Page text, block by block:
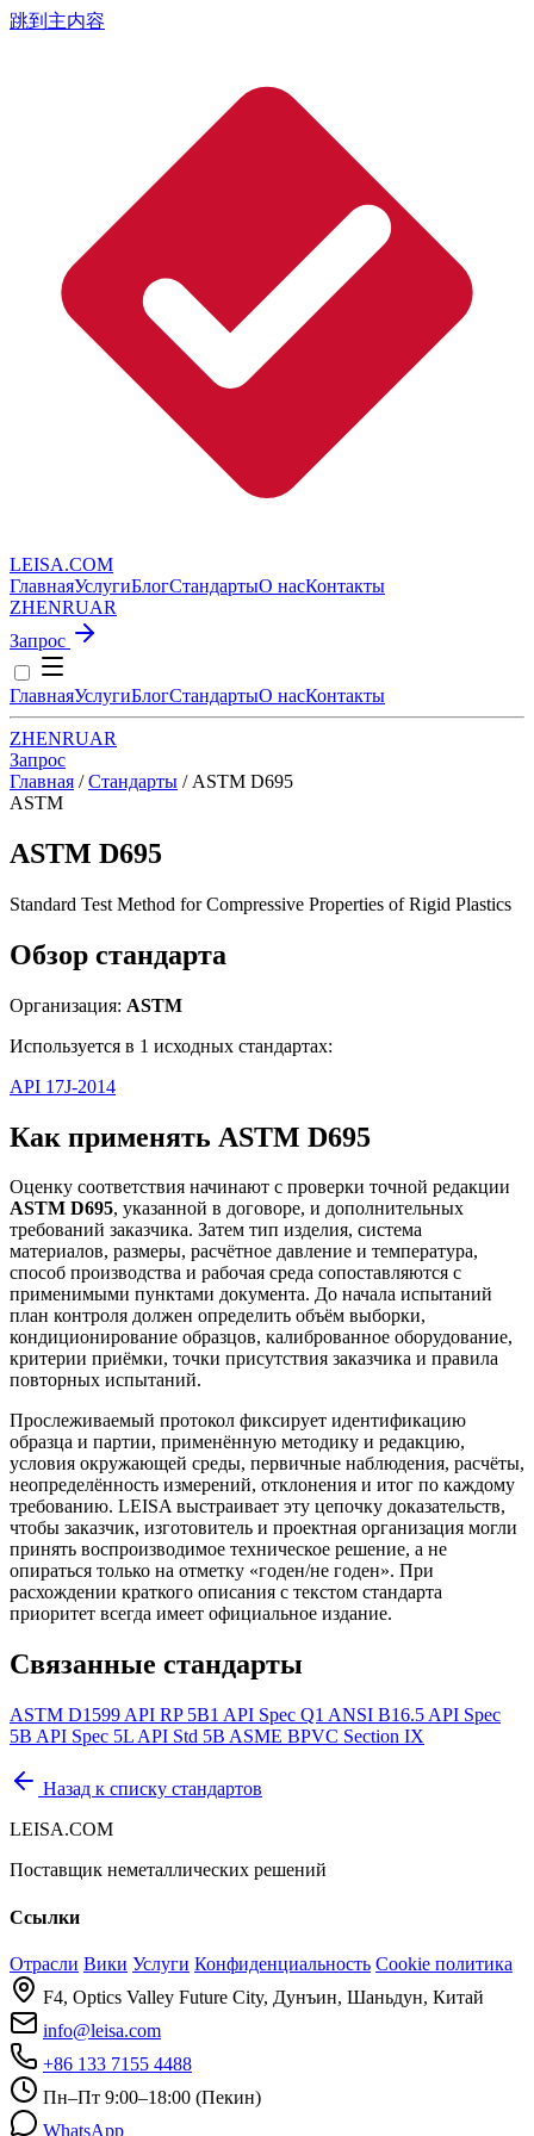
跳到主内容
LEISA.COM
ГлавнаяУслугиБлогСтандартыО насКонтакты
ZHENRUAR
Запрос
ГлавнаяУслугиБлогСтандартыО насКонтакты
ZHENRUAR
Запрос
Главная / Стандарты / ASTM D695
ASTM
ASTM D695
Standard Test Method for Compressive Properties of Rigid Plastics
Обзор стандарта
Организация: ASTM
Используется в 1 исходных стандартах:
API 17J-2014
Как применять ASTM D695
Оценку соответствия начинают с проверки точной редакции
ASTM D695, указанной в договоре, и дополнительных
требований заказчика. Затем тип изделия, система
материалов, размеры, расчётное давление и температура,
способ производства и рабочая среда сопоставляются с
применимыми пунктами документа. До начала испытаний
план контроля должен определить объём выборки,
кондиционирование образцов, калиброванное оборудование,
критерии приёмки, точки присутствия заказчика и правила
повторных испытаний.
Прослеживаемый протокол фиксирует идентификацию
образца и партии, применённую методику и редакцию,
условия окружающей среды, первичные наблюдения, расчёты,
неопределённость измерений, отклонения и итог по каждому
требованию. LEISA выстраивает эту цепочку доказательств,
чтобы заказчик, изготовитель и проектная организация могли
принять воспроизводимое техническое решение, а не
опираться только на отметку «годен/не годен». При
расхождении краткого описания с текстом стандарта
приоритет всегда имеет официальное издание.
Связанные стандарты
ASTM D1599 API RP 5B1 API Spec Q1 ANSI B16.5 API Spec
5B API Spec 5L API Std 5B ASME BPVC Section IX
Назад к списку стандартов
LEISA.COM
Поставщик неметаллических решений
Ссылки
Отрасли Вики Услуги Конфиденциальность Cookie политика
F4, Optics Valley Future City, Дунъин, Шаньдун, Китай
info@leisa.com
+86 133 7155 4488
Пн–Пт 9:00–18:00 (Пекин)
WhatsApp